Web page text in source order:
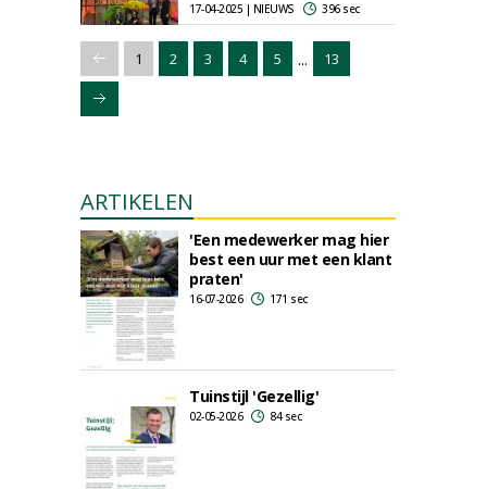
17-04-2025 | NIEUWS 396 sec
1 2 3 4 5 ... 13
ARTIKELEN
'Een medewerker mag hier
best een uur met een klant
praten'
16-07-2026 171 sec
Tuinstijl 'Gezellig'
02-05-2026 84 sec